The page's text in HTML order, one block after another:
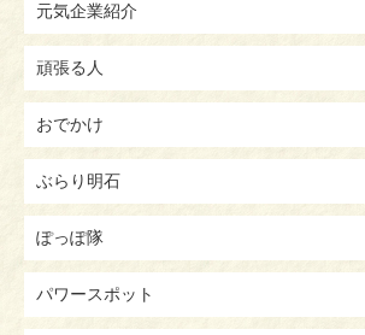
元気企業紹介
頑張る人
おでかけ
ぶらり明石
ぽっぽ隊
パワースポット